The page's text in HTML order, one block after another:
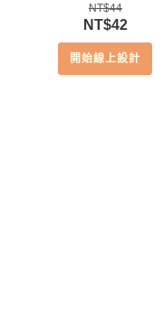
NT$44
原
始
價
NT$42目
前
價
開始線上設計